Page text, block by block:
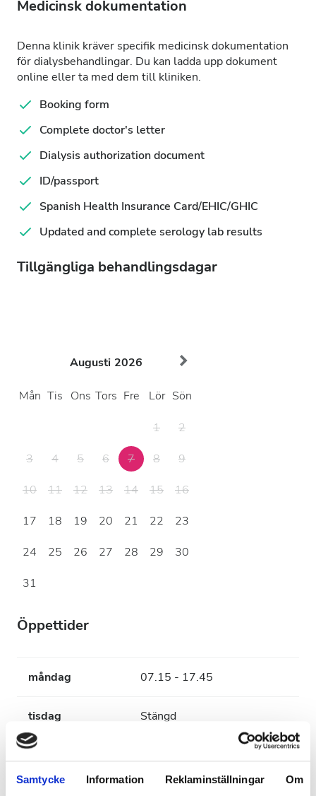
Samtycke Information Reklaminställningar Om
Medicinsk dokumentation
Denna klinik kräver specifik medicinsk dokumentation
för dialysbehandlingar. Du kan ladda upp dokument
online eller ta med dem till kliniken.
Booking form
Complete doctor's letter
Dialysis authorization document
ID/passport
Spanish Health Insurance Card/EHIC/GHIC
Updated and complete serology lab results
Tillgängliga behandlingsdagar
Augusti 2026
Mån Tis Ons Tors Fre Lör Sön
1
2
3
4 5 6 7 8
9
10
11 12 13 14 15
16
17
18 19 20 21 22
23
24
25 26 27 28 29
30
31
Öppettider
måndag 07.15 - 17.45
tisdag Stängd